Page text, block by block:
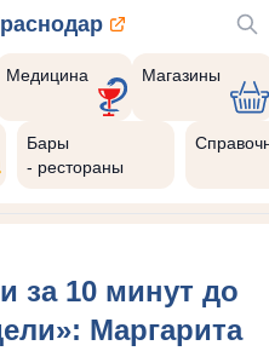
Медицина Магазины
Бары
- рестораны
за 10 минут до
Маргарита